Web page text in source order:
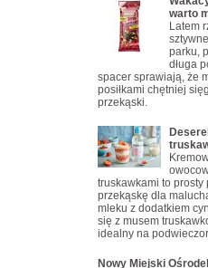
warto
Latem
parku,
długa
spacer sprawiają, że
posiłkami chętniej
przekąski.
truskawkami to prosty
przekąskę dla
mleku z dodatkiem
się z musem
idealny na
Nowy Miejski